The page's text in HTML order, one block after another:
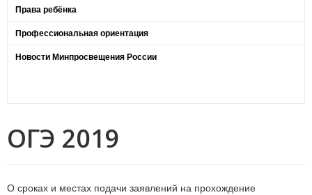
Права ребёнка
Профессиональная ориентация
Новости Минпросвещения России
ОГЭ 2019
О сроках и местах подачи заявлений на прохождение